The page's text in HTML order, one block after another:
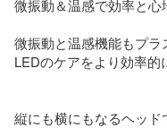
微振動＆温感で効率と心
微振動と温感機能もプ
LEDのケアをより効率的
縦にも横にもなるヘッ